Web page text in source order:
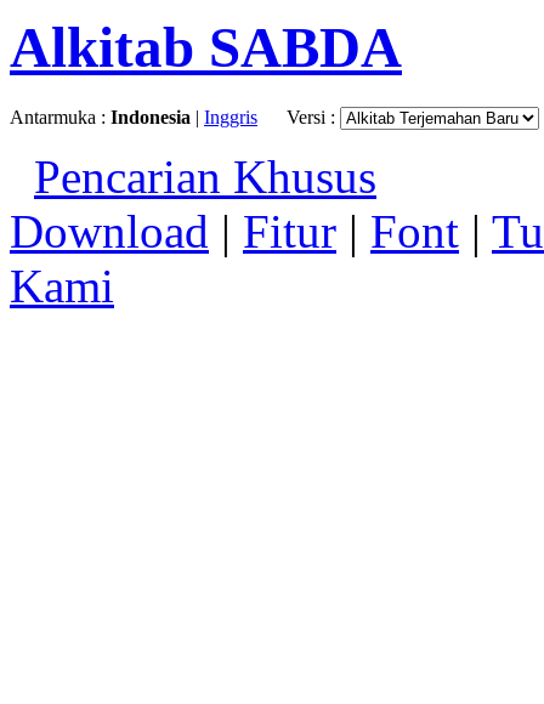
Alkitab SABDA
Antarmuka : Indonesia | Inggris Versi :
Pencarian Khusus
Download | Fitur | Font |
Kami